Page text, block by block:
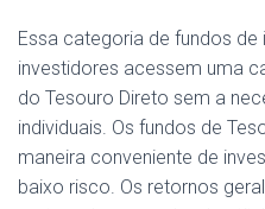
Essa categoria de fundos
investidores acessem uma
do Tesouro Direto sem a
individuais. Os fundos de
maneira conveniente de
baixo risco. Os retornos